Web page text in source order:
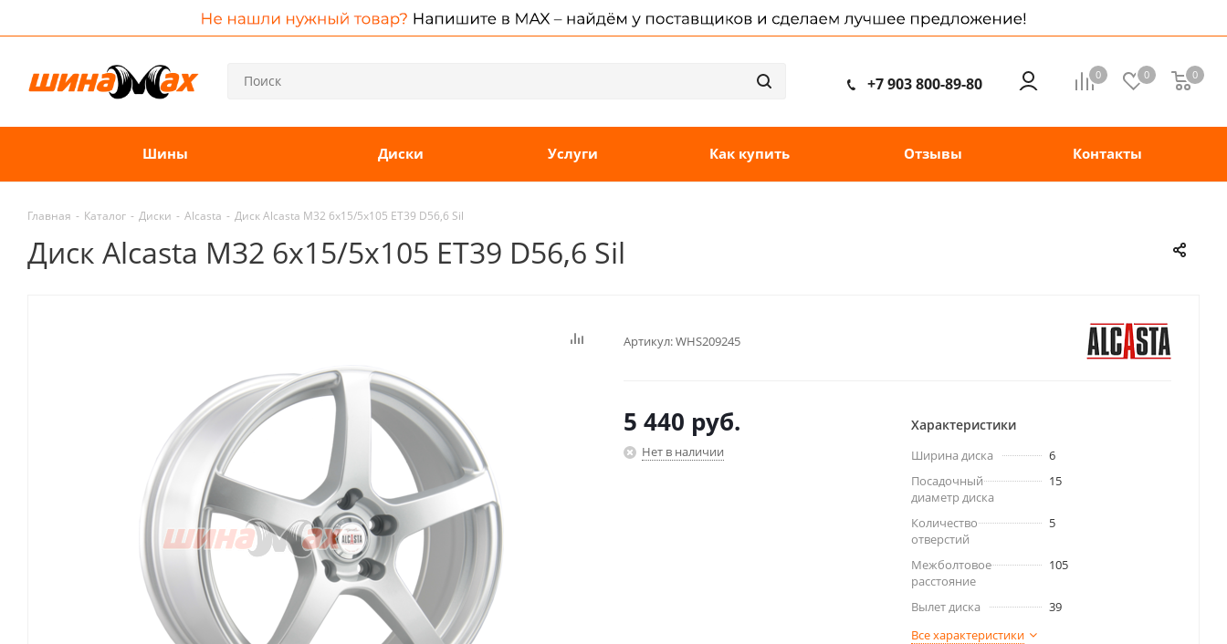
0 0 0
+7 903 800-89-80
Шины Диски Услуги Как купить Отзывы Контакты
Главная - Каталог - Диски - Alcasta - Диск Alcasta M32 6x15/5x105 ET39 D56,6 Sil
Диск Alcasta M32 6x15/5x105 ET39 D56,6 Sil
Артикул:WHS209245
5 440 руб.
Нет в наличии
Характеристики
Ширина диска
6
Посадочный
диаметр диска
15
Количество
отверстий
5
Межболтовое
расстояние
105
Вылет диска
39
Все характеристики